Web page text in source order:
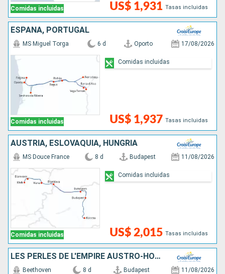
Comidas incluidas US$ 1,931 Tasas incluidas
ESPAÑA, PORTUGAL
Comidas incluidas
MS Miguel Torga 6 d Oporto 17/08/2026
US$ 1,937 Tasas incluidas
Comidas incluidas
AUSTRIA, ESLOVAQUIA, HUNGRÍA
Comidas incluidas
MS Douce France 8 d Budapest 11/08/2026
US$ 2,015 Tasas incluidas
Comidas incluidas
LES PERLES DE L'EMPIRE AUSTRO-HONGROIS
Beethoven 8 d Budapest 11/08/2026